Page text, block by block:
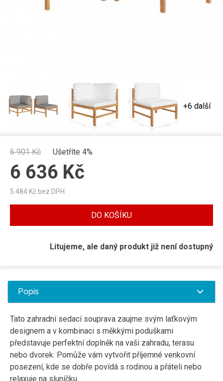
+6 další
6 901Kč Ušetříte 4%
6 636 Kč
5 484 Kč bez DPH
DO KOŠÍKU
Litujeme, ale daný produkt již není dostupný
Popis
Tato zahradní sedací souprava zaujme svým laťkovým
designem a v kombinaci s měkkými poduškami
představuje perfektní doplněk na vaši zahradu, terasu
nebo dvorek. Pomůže vám vytvořit příjemné venkovní
posezení, kde se dobře povídá s rodinou a přáteli nebo
relaxuje na sluníčku.